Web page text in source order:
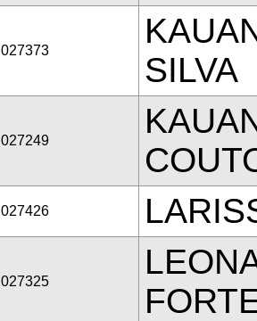
027373
SILVA
027249
027426
027325